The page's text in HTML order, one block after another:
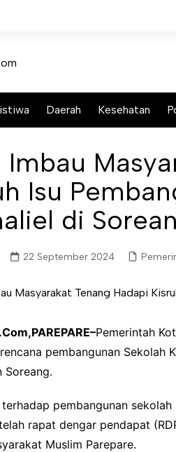
Daerah Kesehatan
Imbau
Isu
di
22 September 2024
Pemerintah
pembangunan Sekolah
Soreang.
terhadap pembangunan
rapat dengar pendapat
Muslim Parepare.